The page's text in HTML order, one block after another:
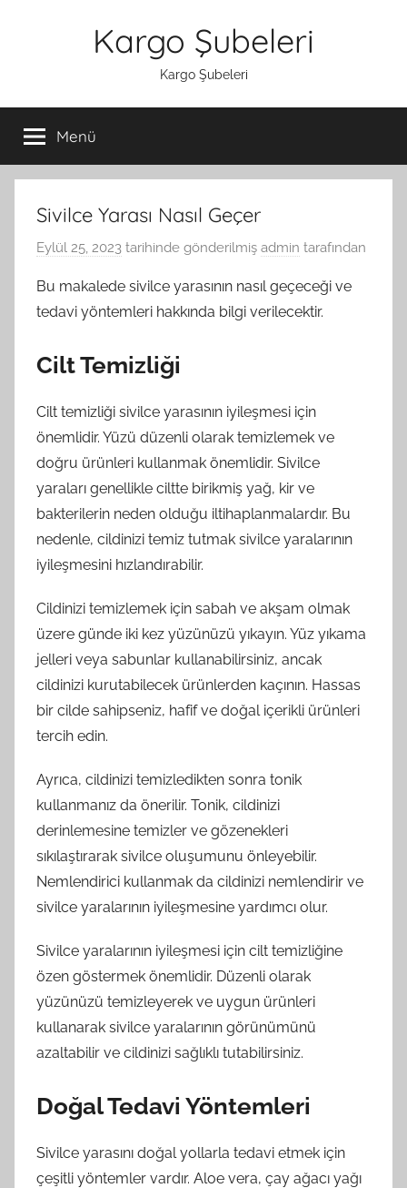
Kargo Şubeleri
Kargo Şubeleri
Menü
Sivilce Yarası Nasıl Geçer
Eylül 25, 2023 tarihinde gönderilmiş admin tarafından
Bu makalede sivilce yarasının nasıl geçeceği ve
tedavi yöntemleri hakkında bilgi verilecektir.
Cilt Temizliği
Cilt temizliği sivilce yarasının iyileşmesi için
önemlidir. Yüzü düzenli olarak temizlemek ve
doğru ürünleri kullanmak önemlidir. Sivilce
yaraları genellikle ciltte birikmiş yağ, kir ve
bakterilerin neden olduğu iltihaplanmalardır. Bu
nedenle, cildinizi temiz tutmak sivilce yaralarının
iyileşmesini hızlandırabilir.
Cildinizi temizlemek için sabah ve akşam olmak
üzere günde iki kez yüzünüzü yıkayın. Yüz yıkama
jelleri veya sabunlar kullanabilirsiniz, ancak
cildinizi kurutabilecek ürünlerden kaçının. Hassas
bir cilde sahipseniz, hafif ve doğal içerikli ürünleri
tercih edin.
Ayrıca, cildinizi temizledikten sonra tonik
kullanmanız da önerilir. Tonik, cildinizi
derinlemesine temizler ve gözenekleri
sıkılaştırarak sivilce oluşumunu önleyebilir.
Nemlendirici kullanmak da cildinizi nemlendirir ve
sivilce yaralarının iyileşmesine yardımcı olur.
Sivilce yaralarının iyileşmesi için cilt temizliğine
özen göstermek önemlidir. Düzenli olarak
yüzünüzü temizleyerek ve uygun ürünleri
kullanarak sivilce yaralarının görünümünü
azaltabilir ve cildinizi sağlıklı tutabilirsiniz.
Doğal Tedavi Yöntemleri
Sivilce yarasını doğal yollarla tedavi etmek için
çeşitli yöntemler vardır. Aloe vera, çay ağacı yağı